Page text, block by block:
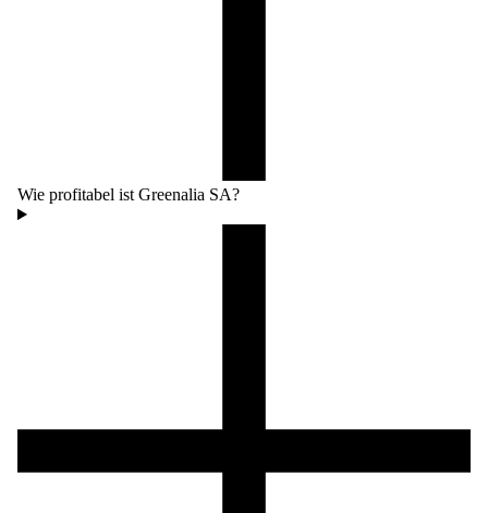
Wie profitabel ist Greenalia SA?